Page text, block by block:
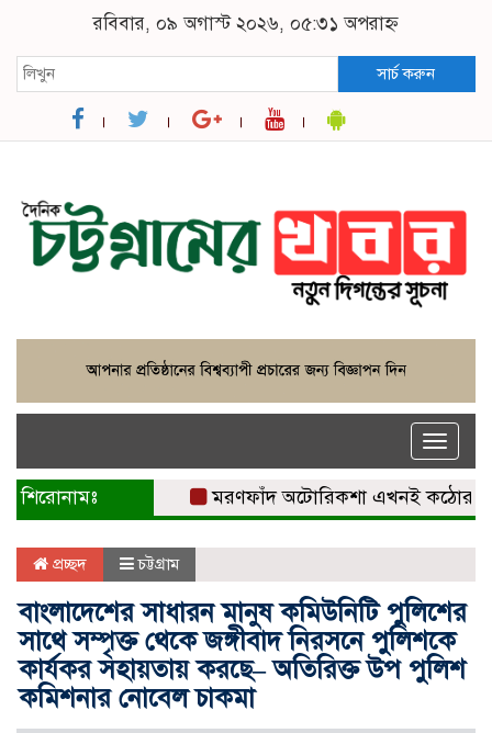
রবিবার, ০৯ অগাস্ট ২০২৬, ০৫:৩১ অপরাহ্ন
সার্চ করুন
Toggle
শিরোনামঃ মরণফাঁদ অটোরিকশা এখনই কঠোর
প্রচ্ছদ চট্টগ্রাম
বাংলাদেশের সাধারন মানুষ কমিউনিটি পুলিশের
সাথে সম্পৃক্ত থেকে জঙ্গীবাদ নিরসনে পুলিশকে
কার্যকর সহায়তায় করছে– অতিরিক্ত উপ পুলিশ
কমিশনার নোবেল চাকমা